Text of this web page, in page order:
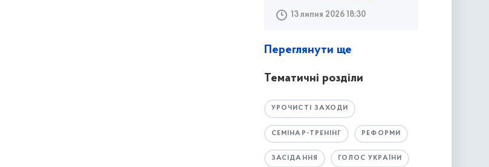
13 липня 2026 18:30
Переглянути ще
Тематичні розділи
УРОЧИСТІ ЗАХОДИ
СЕМІНАР-ТРЕНІНГ РЕФОРМИ
ЗАСІДАННЯ ГОЛОС УКРАЇНИ